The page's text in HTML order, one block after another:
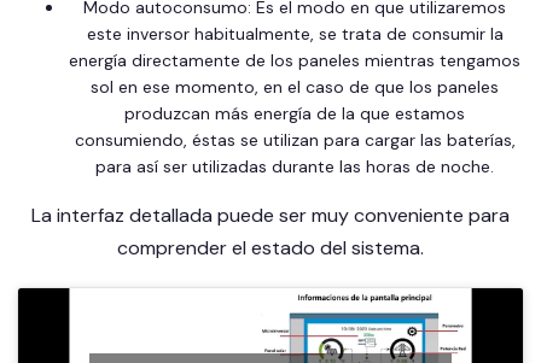
Modo autoconsumo: Es el modo en que utilizaremos
este inversor habitualmente, se trata de consumir la
energía directamente de los paneles mientras tengamos
sol en ese momento, en el caso de que los paneles
produzcan más energía de la que estamos
consumiendo, éstas se utilizan para cargar las baterías,
para así ser utilizadas durante las horas de noche.
La interfaz detallada puede ser muy conveniente para
comprender el estado del sistema.